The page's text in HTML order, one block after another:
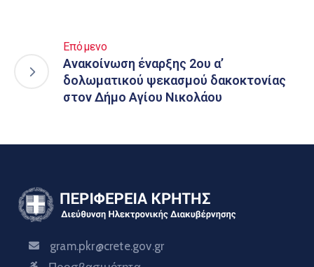
Επόμενο
Ανακοίνωση έναρξης 2ου α’
δολωματικού ψεκασμού δακοκτονίας
στον Δήμο Αγίου Νικολάου
gram.pkr@crete.gov.gr